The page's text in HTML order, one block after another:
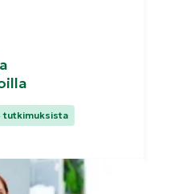
tutkimuksista